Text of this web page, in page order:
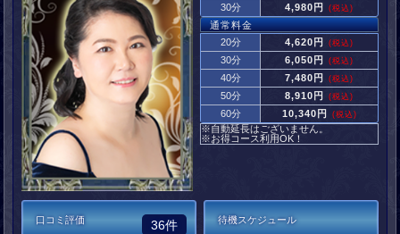
30分 4,980円 (税込)
通常料金
20分
4,620円 (税込)
30分 6,050円 (税込)
40分 7,480円 (税込)
50分 8,910円 (税込)
60分 10,340円 (税込)
※自動延長はございません。
※お得コース利用OK！
口コミ評価 36件 待機スケジュール